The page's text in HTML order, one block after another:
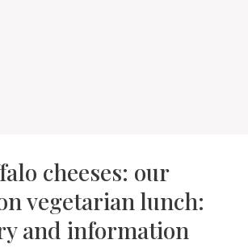
cheeses: our
vegetarian lunch:
and information